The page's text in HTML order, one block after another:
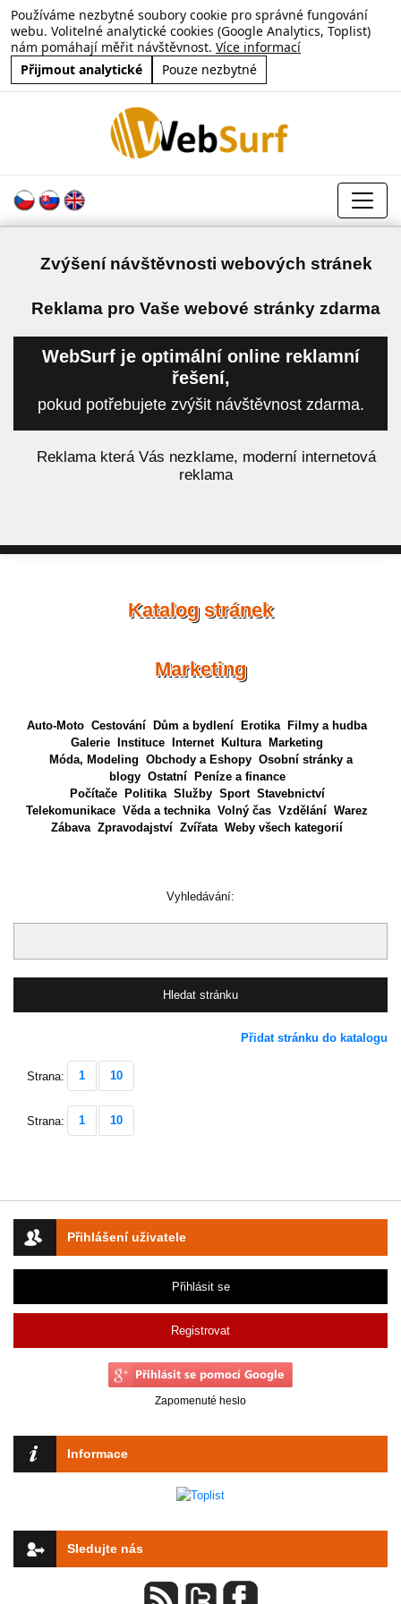
Používáme nezbytné soubory cookie pro správné fungování
webu. Volitelné analytické cookies (Google Analytics, Toplist)
nám pomáhají měřit návštěvnost. Více informací
Přijmout analytické
Pouze nezbytné
Zvýšení návštěvnosti webových stránek
Reklama pro Vaše webové stránky zdarma
WebSurf je optimální online reklamní
řešení,
pokud potřebujete zvýšit návštěvnost zdarma.
Reklama která Vás nezklame, moderní internetová
reklama
Přihlášení uživatele
Přihlásit se
Registrovat
Zapomenuté heslo
Informace
Sledujte nás
Katalog stránek
Marketing
Auto-Moto Cestování Dům a bydlení Erotika
Filmy a hudba
Galerie
Instituce Internet Kultura
Marketing
Móda, Modeling Obchody a Eshopy Osobní stránky a
blogy Ostatní
Peníze a finance
Počítače
Politika Služby Sport Stavebnictví
Telekomunikace Věda a technika Volný čas Vzdělání Warez
Zábava Zpravodajství Zvířata Weby všech kategorií
Vyhledávání:
Přidat stránku do katalogu
Strana: 1 10
Strana: 1 10